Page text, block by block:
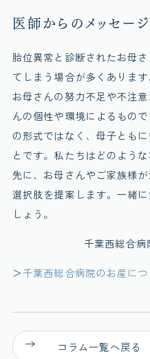
医師からのメッセージ
胎位異常と診断されたお母
てしまう場合が多くありま
お母さんの努力不足や不注
んの個性や環境によるもの
の形式ではなく、母子とも
とです。私たちはどのよう
先に、お母さんやご家族様
選択肢を提案します。一緒
しょう。
千葉西総合
＞千葉西総合病院のお産に
コラム一覧へ戻る